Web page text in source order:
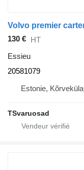
130 € HT
Essieu
20581079
Estonie, Kõrveküla
TSvaruosad